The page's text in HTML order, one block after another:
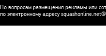
По вопросам размещения рекламы или
по электронному адресу